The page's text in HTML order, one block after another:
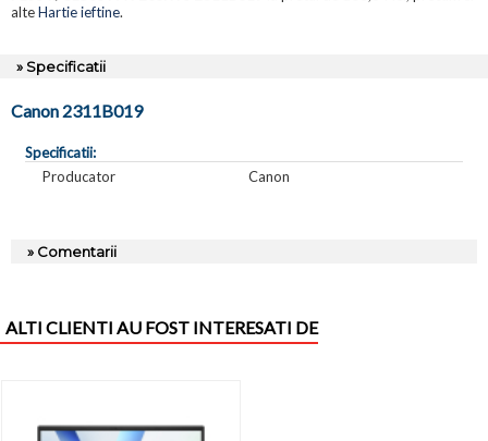
alteHartie ieftine.
» Specificatii
Canon 2311B019
Specificatii:
Producator
Canon
» Comentarii
ALTI CLIENTI AU FOST INTERESATI DE